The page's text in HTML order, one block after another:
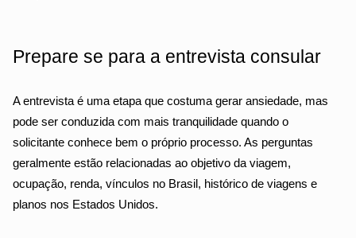
Prepare se para a entrevista consular
A entrevista é uma etapa que costuma gerar ansiedade, mas
pode ser conduzida com mais tranquilidade quando o
solicitante conhece bem o próprio processo. As perguntas
geralmente estão relacionadas ao objetivo da viagem,
ocupação, renda, vínculos no Brasil, histórico de viagens e
planos nos Estados Unidos.